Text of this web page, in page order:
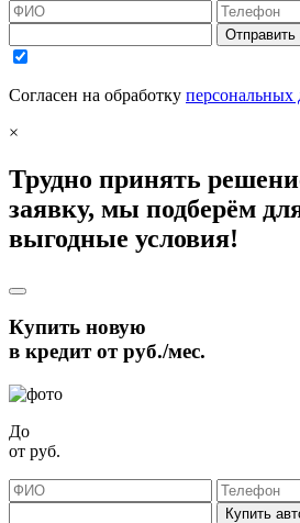
Отправить
Согласен на обработку персональных
×
Трудно принять
заявку, мы подберём
выгодные условия!
Купить новую
в кредит отруб./мес.
До
от руб.